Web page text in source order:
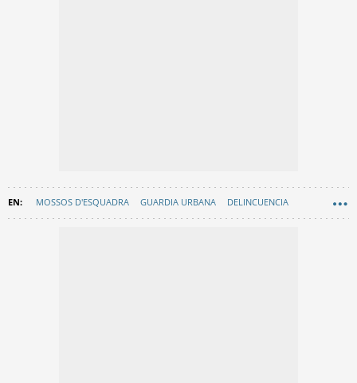
MOSSOS D'ESQUADRA GUARDIA URBANA DELINCUENCIA